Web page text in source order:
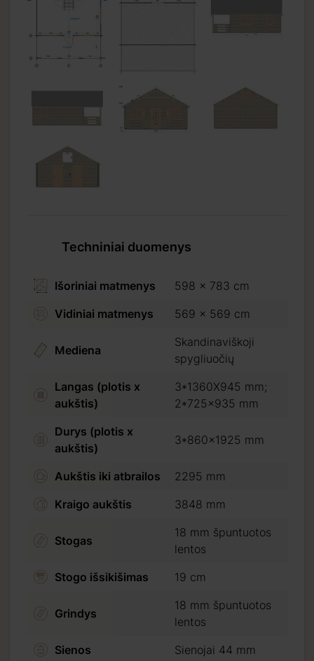
Techniniai duomenys
Išoriniai matmenys
598 x 783 cm
Vidiniai matmenys
569 x 569 cm
Mediena
Skandinaviškoji
spygliuočių
Langas (plotis x
aukštis)
3*1360X945 mm;
2*725x935 mm
Durys (plotis x
aukštis)
3*860x1925 mm
Aukštis iki atbrailos
2295 mm
Kraigo aukštis
3848 mm
Stogas
18 mm špuntuotos
lentos
Stogo išsikišimas
19 cm
Grindys
18 mm špuntuotos
lentos
Sienos
Sienojai 44 mm